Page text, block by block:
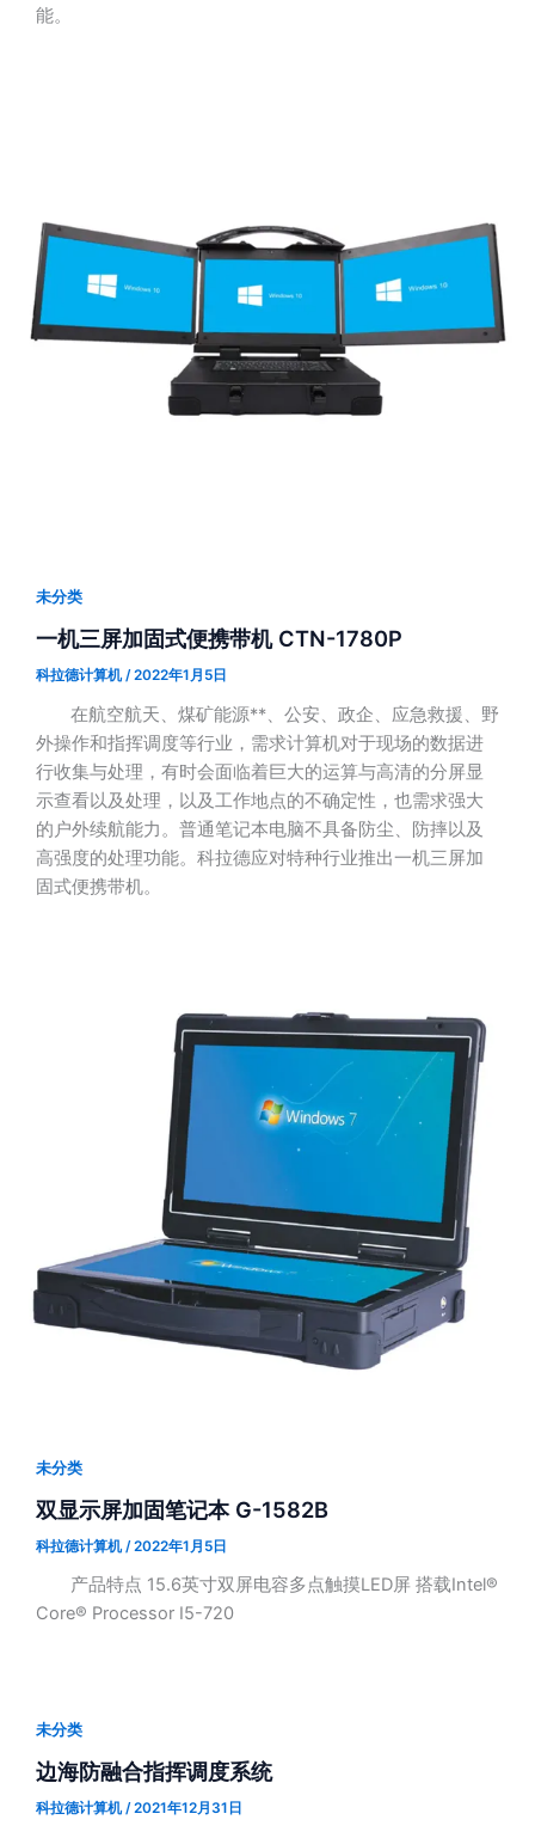
能。
未分类
一机三屏加固式便携带机 CTN-1780P
科拉德计算机/2022年1月5日
在航空航天、煤矿能源**、公安、政企、应急救援、野
外操作和指挥调度等行业，需求计算机对于现场的数据进
行收集与处理，有时会面临着巨大的运算与高清的分屏显
示查看以及处理，以及工作地点的不确定性，也需求强大
的户外续航能力。普通笔记本电脑不具备防尘、防摔以及
高强度的处理功能。科拉德应对特种行业推出一机三屏加
固式便携带机。
未分类
双显示屏加固笔记本 G-1582B
科拉德计算机 /2022年1月5日
产品特点 15.6英寸双屏电容多点触摸LED屏 搭载Intel®
Core® Processor I5-720
未分类
边海防融合指挥调度系统
科拉德计算机/2021年12月31日